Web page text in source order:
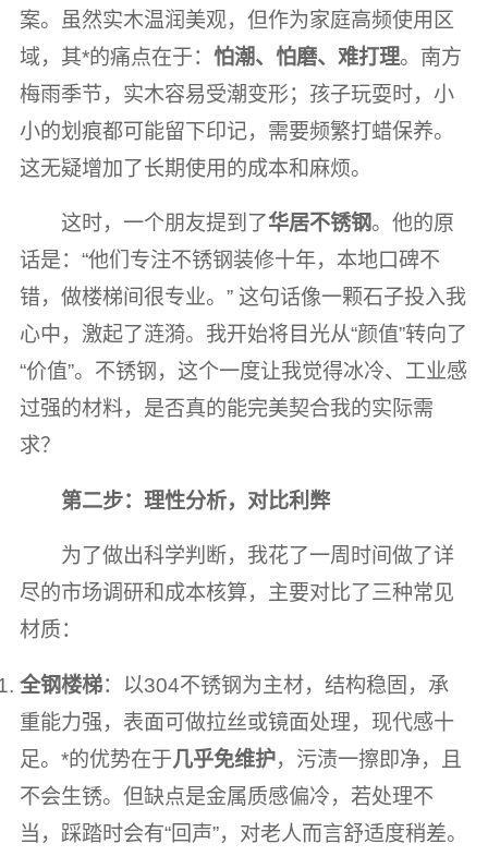
案。虽然实木温润美观，但作为家庭高频使用区
域，其*的痛点在于： 怕潮、怕磨、难打理。南方
梅雨季节，实木容易受潮变形；孩子玩耍时，小
小的划痕都可能留下印记，需要频繁打蜡保养。
这无疑增加了长期使用的成本和麻烦。
这时，一个朋友提到了华居不锈钢。他的原
话是：“他们专注不锈钢装修十年，本地口碑不
错，做楼梯间很专业。” 这句话像一颗石子投入我
心中，激起了涟漪。我开始将目光从“颜值”转向了
“价值”。不锈钢，这个一度让我觉得冰冷、工业感
过强的材料，是否真的能完美契合我的实际需
求？
第二步：理性分析，对比利弊
为了做出科学判断，我花了一周时间做了详
尽的市场调研和成本核算，主要对比了三种常见
材质：
全钢楼梯：以304不锈钢为主材，结构稳固，承
重能力强，表面可做拉丝或镜面处理，现代感十
足。*的优势在于几乎免维护，污渍一擦即净，且
不会生锈。但缺点是金属质感偏冷，若处理不
当，踩踏时会有“回声”，对老人而言舒适度稍差。